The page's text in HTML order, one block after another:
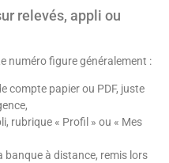
relevés, appli ou
numéro figure généralement :
compte papier ou PDF, juste
rubrique « Profil » ou « Mes
banque à distance, remis lors